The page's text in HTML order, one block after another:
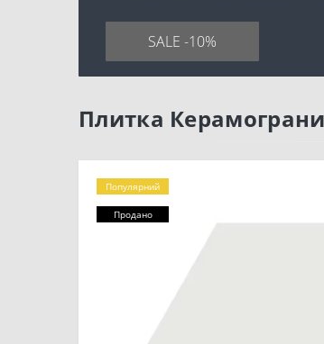
SALE -10%
Плитка
Популярний
Продано